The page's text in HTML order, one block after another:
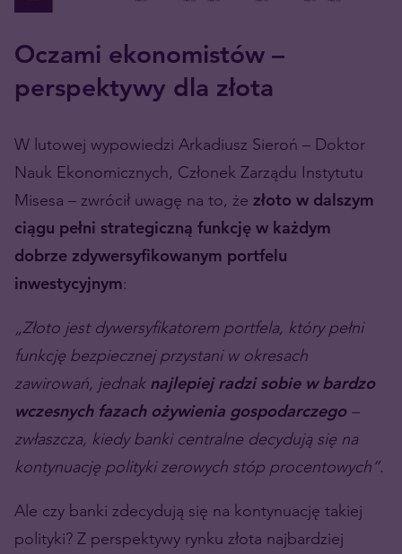
Oczami ekonomistów –
perspektywy dla złota
W lutowej wypowiedzi Arkadiusz Sieroń – Doktor
Nauk Ekonomicznych, Członek Zarządu Instytutu
Misesa – zwrócił uwagę na to, że złoto w dalszym
ciągu pełni strategiczną funkcję w każdym
dobrze zdywersyfikowanym portfelu
inwestycyjnym:
„Złoto jest dywersyfikatorem portfela, który pełni
funkcję bezpiecznej przystani w okresach
zawirowań, jednak najlepiej radzi sobie w bardzo
wczesnych fazach ożywienia gospodarczego–
zwłaszcza, kiedy banki centralne decydują się na
kontynuację polityki zerowych stóp procentowych”.
Ale czy banki zdecydują się na kontynuację takiej
polityki? Z perspektywy rynku złota najbardziej